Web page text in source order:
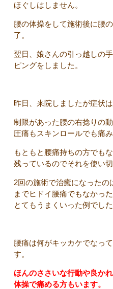
ほぐしはしません。
腰の体操をして施術後に腰
了。
翌日、娘さんの引っ越しの
ピングをしました。
昨日、来院しましたが症状は
制限があった腰の右捻りの
圧痛もスキンロールでも痛み
もともと腰痛持ちの方でも
残っているのでそれを使い
2回の施術で治癒になったの
までヒドイ腰痛でもなかっ
とてもうまくいった例でした
腰痛は何がキッカケでなっ
す。
ほんのささいな行動や良か
体操で痛める方もいます。